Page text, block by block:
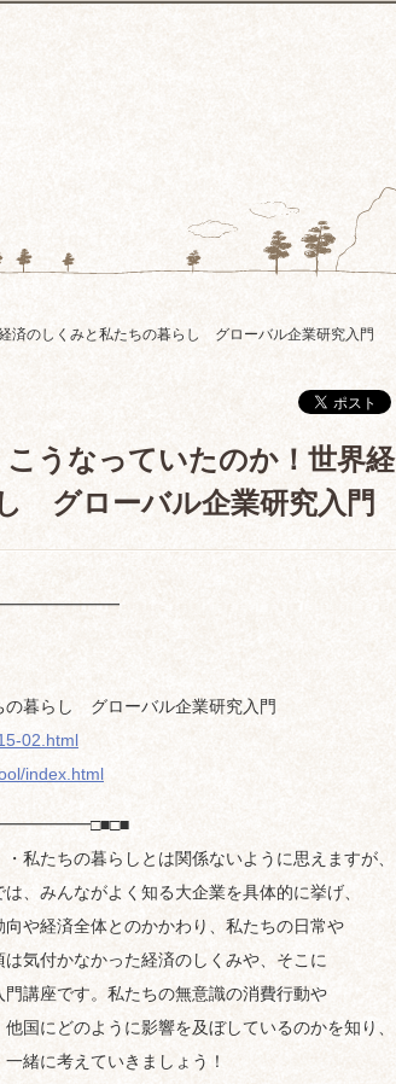
済のしくみと私たちの暮らし グローバル企業研究入門
こうなっていたのか！世界経
グローバル企業研究入門
の暮らし グローバル企業研究入門
02.html
index.html
私たちの暮らしとは関係ないように思えますが、
、みんながよく知る大企業を具体的に挙げ、
や経済全体とのかかわり、私たちの日常や
気付かなかった経済のしくみや、そこに
講座です。私たちの無意識の消費行動や
国にどのように影響を及ぼしているのかを知り、
緒に考えていきましょう！